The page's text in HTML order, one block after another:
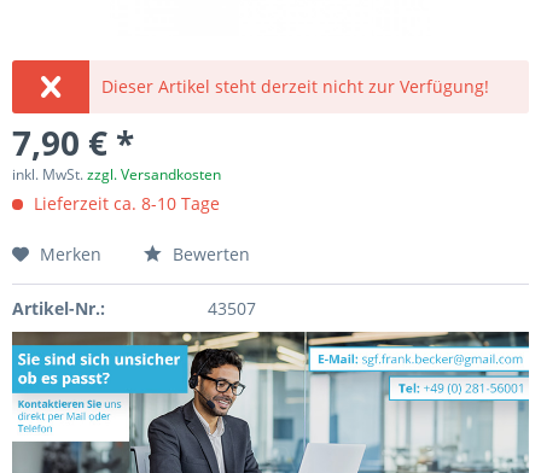
Dieser Artikel steht derzeit nicht zur Verfügung!
7,90 € *
inkl. MwSt.zzgl. Versandkosten
Lieferzeit ca. 8-10 Tage
Merken Bewerten
Artikel-Nr.: 43507